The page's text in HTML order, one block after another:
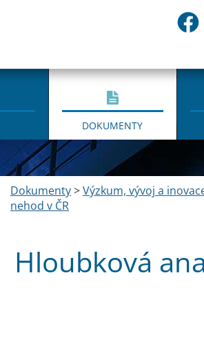
DOKUMENTY
Dokumenty>Výzkum, vývoj a
nehod v ČR
Hloubková